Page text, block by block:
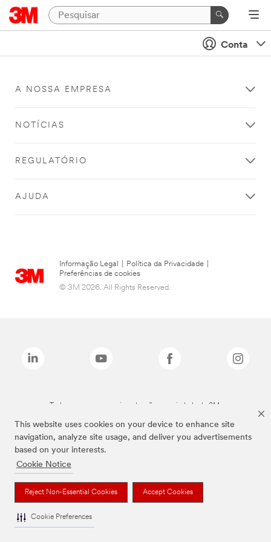
This website uses cookies on your device to enhance site
navigation, analyze site usage, and deliver you advertisements
based on your interests.
Cookie Notice
Reject Non-Essential Cookies Accept Cookies
Cookie Preferences
Conta
A NOSSA EMPRESA
NOTÍCIAS
REGULATÓRIO
AJUDA
Informação Legal Política da Privacidade
Preferências de cookies
© 3M 2026. All Rights Reserved.
Todas as marcas mencionadas são propriedade da 3M.